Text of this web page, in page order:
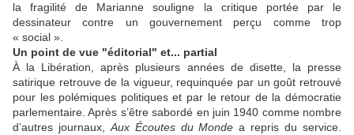
la fragilité de Marianne souligne la critique portée par le
dessinateur contre un gouvernement perçu comme trop
« social ».
Un point de vue "éditorial" et... partial
À la Libération, après plusieurs années de disette, la presse
satirique retrouve de la vigueur, requinquée par un goût retrouvé
pour les polémiques politiques et par le retour de la démocratie
parlementaire. Après s’être sabordé en juin 1940 comme nombre
d’autres journaux, Aux Écoutes du Monde a repris du service.